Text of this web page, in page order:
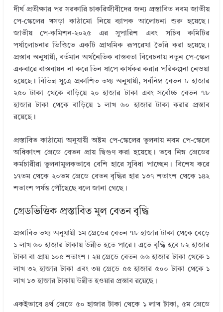
m
bl
r
k
e
dI
n
it
te
r
e
b
o
o
k
ar
e
দীর্ঘ প্রতীক্ষার পর সরকারি চাকরিজীবীদের জন্য প্রস্তাবিত নবম জাতীয়
পে-স্কেলের খসড়া কাঠামো নিয়ে ব্যাপক আলোচনা শুরু হয়েছে।
জাতীয় পে-কমিশন-২০২৫ এর সুপারিশ এবং সচিব কমিটির
পর্যালোচনার ভিত্তিতে একটি প্রাথমিক রূপরেখা তৈরি করা হয়েছে।
প্রস্তাব অনুযায়ী, বর্তমান অর্থনৈতিক বাস্তবতা বিবেচনায় নতুন পে-স্কেল
একবারে বাস্তবায়ন না করে তিন ধাপে কার্যকর করার পরিকল্পনা নেওয়া
হয়েছে। বিভিন্ন সূত্রে প্রকাশিত তথ্য অনুযায়ী, সর্বনিম্ন বেতন ৮ হাজার
২৫০ টাকা থেকে বাড়িয়ে ২০ হাজার টাকা এবং সর্বোচ্চ বেতন ৭৮
হাজার টাকা থেকে বাড়িয়ে ১ লাখ ৬০ হাজার টাকা করার প্রস্তাব
রয়েছে।
প্রস্তাবিত কাঠামো অনুযায়ী অষ্টম পে-স্কেলের তুলনায় নবম পে-স্কেলে
অধিকাংশ গ্রেডে বেতন প্রায় দ্বিগুণ করা হয়েছে। তবে নিম্ন গ্রেডের
কর্মচারীরা তুলনামূলকভাবে বেশি হারে সুবিধা পাচ্ছেন। বিশেষ করে
১৭তম থেকে ২০তম গ্রেডে বেতন বৃদ্ধির হার ১৩৭ শতাংশ থেকে ১৪২
শতাংশ পর্যন্ত পৌঁছেছে বলে জানা গেছে।
গ্রেডভিত্তিক প্রস্তাবিত মূল বেতন বৃদ্ধি
প্রস্তাবিত তথ্য অনুযায়ী ১ম গ্রেডের বেতন ৭৮ হাজার টাকা থেকে বেড়ে
১ লাখ ৬০ হাজার টাকায় উন্নীত হতে পারে। এতে বৃদ্ধি হবে ৮২ হাজার
টাকা বা প্রায় ১০৫ শতাংশ। ২য় গ্রেডে বেতন ৬৬ হাজার টাকা থেকে ১
লাখ ৩২ হাজার টাকা এবং ৩য় গ্রেডে ৫৫ হাজার ৫০০ টাকা থেকে ১
লাখ ১৩ হাজার টাকায় উন্নীত হওয়ার প্রস্তাব রয়েছে।
একইভাবে ৪র্থ গ্রেডে ৫০ হাজার টাকা থেকে ১ লাখ টাকা, ৫ম গ্রেডে